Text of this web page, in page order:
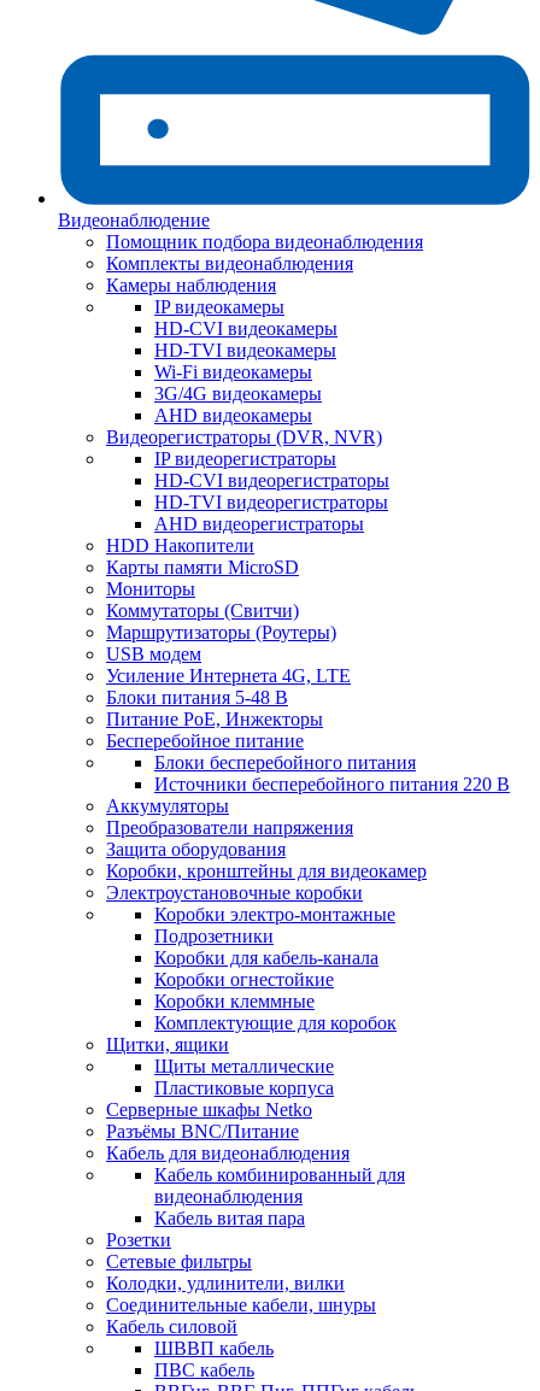
Видеонаблюдение
Помощник подбора видеонаблюдения
Комплекты видеонаблюдения
Камеры наблюдения
IP видеокамеры
HD-CVI видеокамеры
HD-TVI видеокамеры
Wi-Fi видеокамеры
3G/4G видеокамеры
AHD видеокамеры
Видеорегистраторы (DVR, NVR)
IP видеорегистраторы
HD-CVI видеорегистраторы
HD-TVI видеорегистраторы
AHD видеорегистраторы
HDD Накопители
Карты памяти MicroSD
Мониторы
Коммутаторы (Свитчи)
Маршрутизаторы (Роутеры)
USB модем
Усиление Интернета 4G, LTE
Блоки питания 5-48 В
Питание PoE, Инжекторы
Бесперебойное питание
Блоки бесперебойного питания
Источники бесперебойного питания 220 В
Аккумуляторы
Преобразователи напряжения
Защита оборудования
Коробки, кронштейны для видеокамер
Электроустановочные коробки
Коробки электро-монтажные
Подрозетники
Коробки для кабель-канала
Коробки огнестойкие
Коробки клеммные
Комплектующие для коробок
Щитки, ящики
Щиты металлические
Пластиковые корпуса
Серверные шкафы Netko
Разъёмы BNC/Питание
Кабель для видеонаблюдения
Кабель комбинированный для
видеонаблюдения
Кабель витая пара
Розетки
Сетевые фильтры
Колодки, удлинители, вилки
Соединительные кабели, шнуры
Кабель силовой
ШВВП кабель
ПВС кабель